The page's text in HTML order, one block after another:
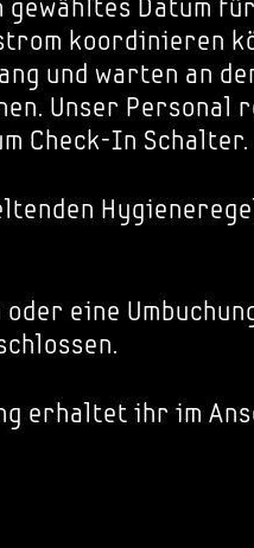
Datum
koordinieren
und warten an
Unser Personal
Check-In Schalter.
eine
erhaltet ihr im